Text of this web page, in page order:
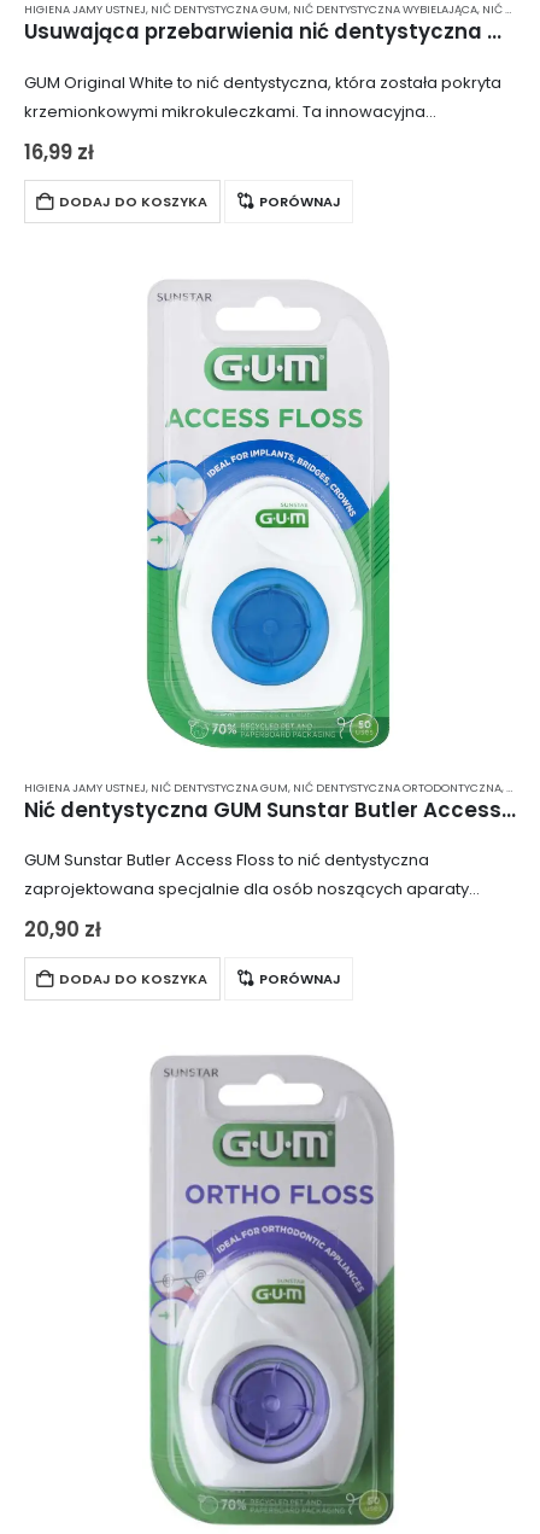
HIGIENA JAMY USTNEJ, NIĆ DENTYSTYCZNA GUM, NIĆ DENTYSTYCZNA WYBIELAJĄCA, NIĆ DENTYSTYCZNA Z FLUOREM
Usuwająca przebarwienia nić dentystyczna GUM Original White 2040 (30m)
GUM Original White to nić dentystyczna, która została pokryta
krzemionkowymi mikrokuleczkami. Ta innowacyjna
technologia zapewnia dokładne czyszczenie przestrzeni
międzyzębowych, eliminując płytkę bakteryjną i resztki
jedzenia. Dodatek fluorku sodu odkwasza jamę…
16,99 zł
DODAJ DO KOSZYKA PORÓWNAJ
HIGIENA JAMY USTNEJ, NIĆ DENTYSTYCZNA GUM, NIĆ DENTYSTYCZNA ORTODONTYCZNA,NIĆ
Nić dentystyczna GUM Sunstar Butler Access Floss
GUM Sunstar Butler Access Floss to nić dentystyczna
zaprojektowana specjalnie dla osób noszących aparaty
ortodontyczne, mostki, implanty i korony. Jej unikalna
trudnodostępnych miejsc, gwarantując…
20,90 zł
DODAJ DO KOSZYKA PORÓWNAJ